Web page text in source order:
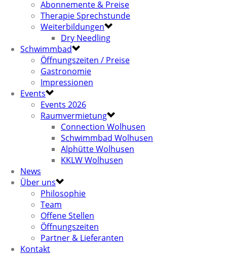
Abonnemente & Preise
Therapie Sprechstunde
Weiterbildungen
Dry Needling
Schwimmbad
Öffnungszeiten / Preise
Gastronomie
Impressionen
Events
Events 2026
Raumvermietung
Connection Wolhusen
Schwimmbad Wolhusen
Alphütte Wolhusen
KKLW Wolhusen
News
Über uns
Philosophie
Team
Offene Stellen
Öffnungszeiten
Partner & Lieferanten
Kontakt